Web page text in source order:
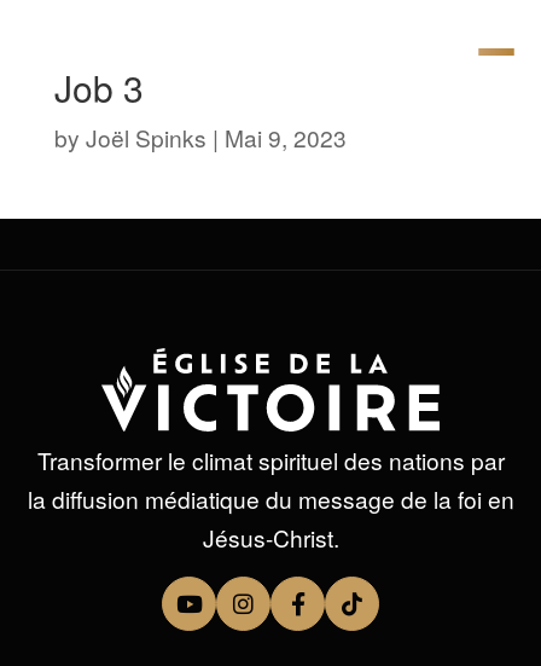
Job 3
by Joël Spinks | Mai 9, 2023
Transformer le climat spirituel des nations par
la diffusion médiatique du message de la foi en
Jésus-Christ.